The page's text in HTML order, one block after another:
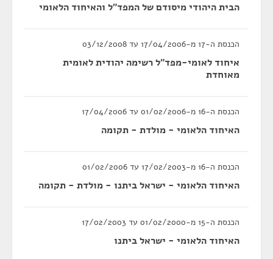
הבית היהודי מיסודם של המפד"ל והאיחוד הלאומי
הכנסת ה-17 מ-17/04/2006 עד 03/12/2008
איחוד לאומי-מפד"ל רשימה יהודית לאומית
מאוחדת
הכנסת ה-16 מ-01/02/2006 עד 17/04/2006
האיחוד הלאומי - מולדת - תקומה
הכנסת ה-16 מ-17/02/2003 עד 01/02/2006
האיחוד הלאומי - ישראל ביתנו - מולדת - תקומה
הכנסת ה-15 מ-01/02/2000 עד 17/02/2003
האיחוד הלאומי - ישראל ביתנו